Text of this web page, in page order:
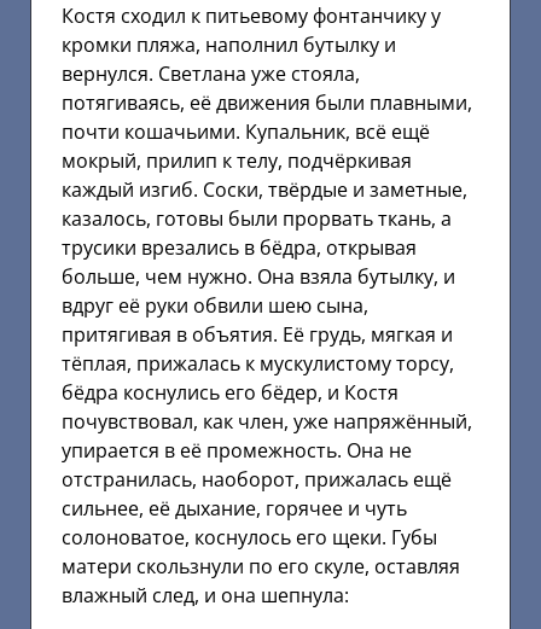
Костя сходил к питьевому фонтанчику у
кромки пляжа, наполнил бутылку и
вернулся. Светлана уже стояла,
потягиваясь, её движения были плавными,
почти кошачьими. Купальник, всё ещё
мокрый, прилип к телу, подчёркивая
каждый изгиб. Соски, твёрдые и заметные,
казалось, готовы были прорвать ткань, а
трусики врезались в бёдра, открывая
больше, чем нужно. Она взяла бутылку, и
вдруг её руки обвили шею сына,
притягивая в объятия. Её грудь, мягкая и
тёплая, прижалась к мускулистому торсу,
бёдра коснулись его бёдер, и Костя
почувствовал, как член, уже напряжённый,
упирается в её промежность. Она не
отстранилась, наоборот, прижалась ещё
сильнее, её дыхание, горячее и чуть
солоноватое, коснулось его щеки. Губы
матери скользнули по его скуле, оставляя
влажный след, и она шепнула: